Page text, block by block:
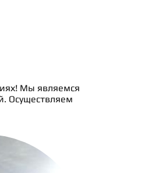
Мы являемся
Осуществляем